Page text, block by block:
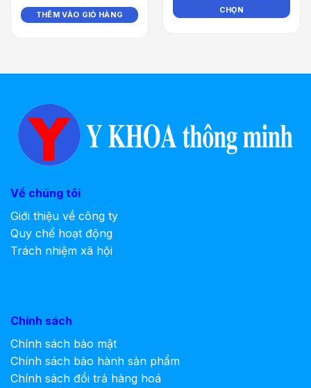
THÊM VÀO GIỎ HÀNG
CHỌN
Về chúng tôi
Giới thiệu về công ty
Quy chế hoạt động
Trách nhiệm xã hội
Chính sách
Chính sách bảo mật
Chính sách bảo hành sản phẩm
Chính sách đổi trả hàng hoá